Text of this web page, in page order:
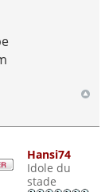
Hansi74
Idole du
stade